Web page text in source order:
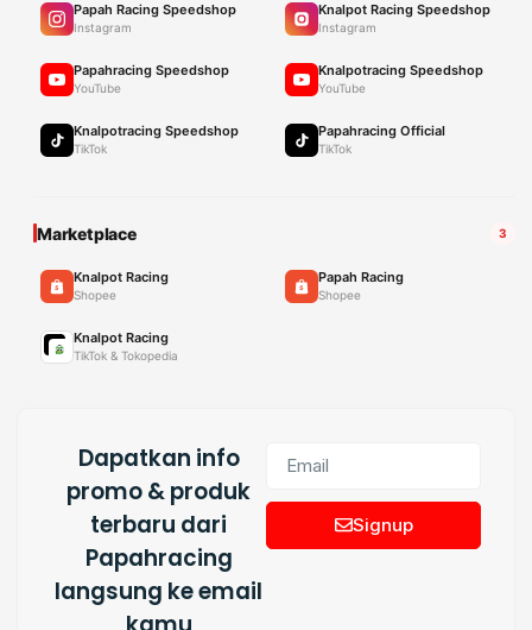
Papah Racing Speedshop
Instagram
Knalpot Racing Speedshop
Instagram
Papahracing Speedshop
YouTube
Knalpotracing Speedshop
YouTube
Knalpotracing Speedshop
TikTok
Papahracing Official
TikTok
Marketplace 3
Knalpot Racing
Shopee
Papah Racing
Shopee
Knalpot Racing
TikTok & Tokopedia
Dapatkan info
promo & produk
terbaru dari
Papahracing
langsung ke email
Signup